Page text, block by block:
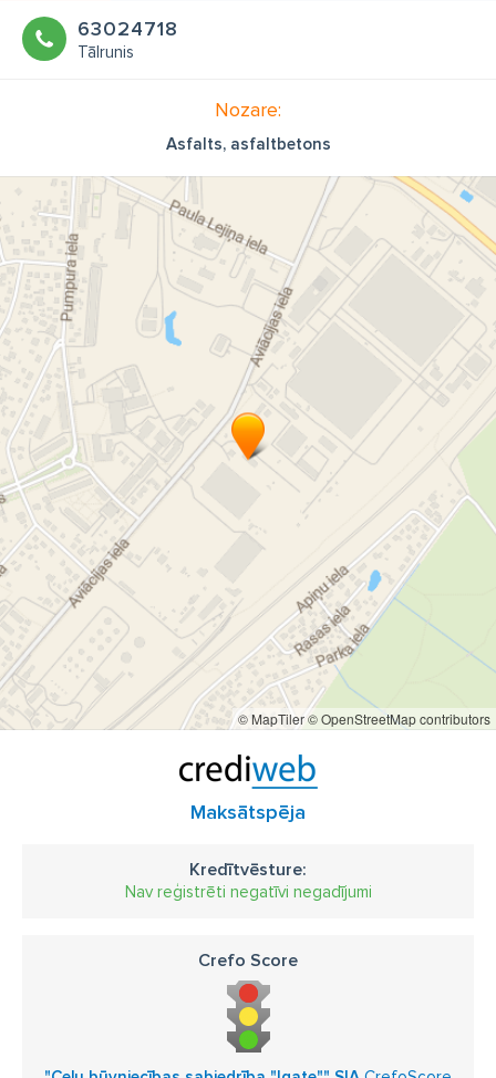
63024718
Tālrunis
Nozare:
Asfalts, asfaltbetons
© MapTiler© OpenStreetMap contributors
Maksātspēja
Kredītvēsture:
Nav reģistrēti negatīvi negadījumi
Crefo Score